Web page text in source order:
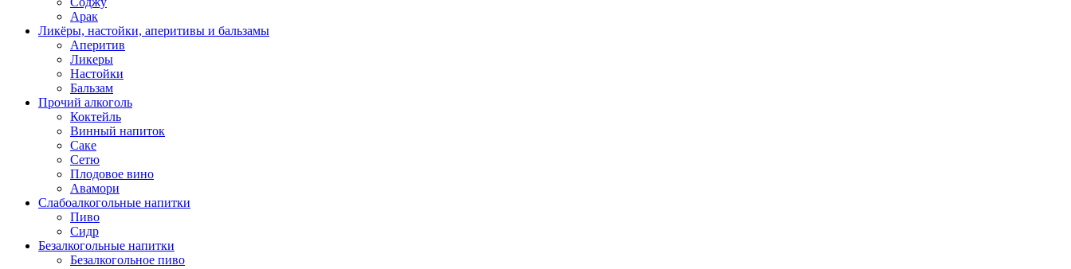
Арак
Ликёры, настойки, аперитивы и бальзамы
Аперитив
Ликеры
Настойки
Бальзам
Прочий алкоголь
Коктейль
Винный напиток
Саке
Сетю
Плодовое вино
Авамори
Слабоалкогольные напитки
Пиво
Сидр
Безалкогольные напитки
Безалкогольное пиво